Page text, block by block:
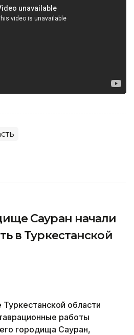
Сауран начали
в Туркестанской
области
работы
городища Сауран,